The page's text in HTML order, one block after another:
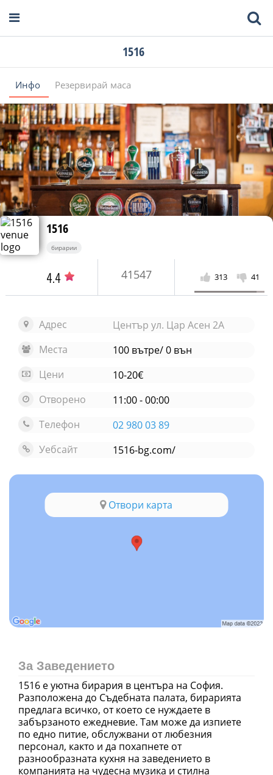
1516
Инфо Резервирай маса
1516
бирарии
4.4 41547 313 41
Адрес
Център ул. Цар Асен 2А
Места
100 вътре/ 0 вън
Цени
10-20€
Отворено
11:00 - 00:00
Телефон
02 980 03 89
Уебсайт
1516-bg.com/
Отвори карта
За Заведението
1516 е уютна бирария в центъра на София.
Разположена до Съдебната палата, бирарията
предлага всичко, от което се нуждаете в
забързаното ежедневие. Там може да изпиете
по едно питие, обслужвани от любезния
персонал, както и да похапнете от
разнообразната кухня на заведението в
компанията на чудесна музика и стилна